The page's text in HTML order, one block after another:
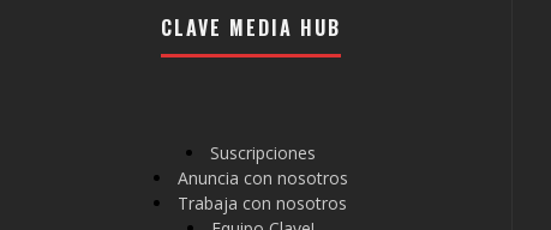
CLAVE MEDIA HUB
Suscripciones
Anuncia con nosotros
Trabaja con nosotros